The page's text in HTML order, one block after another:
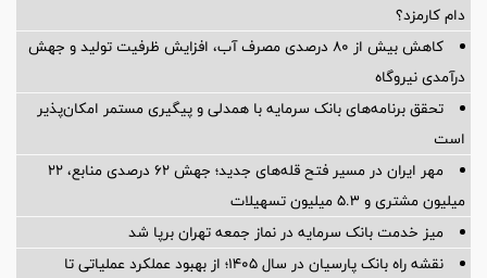
دام کارمزد؟
کاهش بیش از ۸۰ درصدی مصرف آب، افزایش ظرفیت تولید و جهش
درآمدی نیروگاه
تحقق برنامه‌های بانک سرمایه با همدلی و پیگیری مستمر امکان‌پذیر
است
مهر ایران در مسیر فتح قله‌های جدید؛ جهش ۶۲ درصدی منابع، ۲۲
میلیون مشتری و ۵.۳ میلیون تسهیلات
میز خدمت بانک سرمایه در نماز جمعه تهران برپا شد
نقشه راه بانک پارسیان در سال ۱۴۰۵؛ از بهبود عملکرد عملیاتی تا